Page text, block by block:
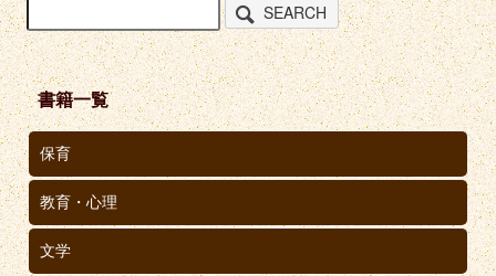
SEARCH
書籍一覧
保育
教育・心理
文学